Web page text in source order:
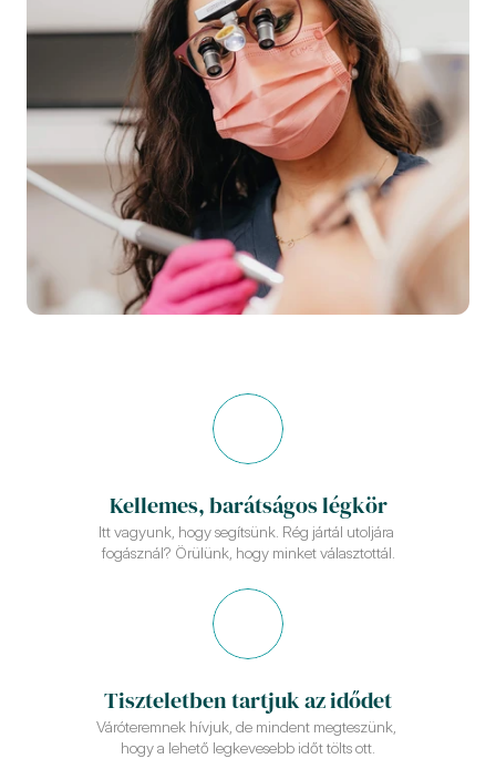
Kellemes, barátságos légkör
Itt vagyunk, hogy segítsünk. Rég jártál utoljára
fogásznál? Örülünk, hogy minket választottál.
Tiszteletben tartjuk az idődet
Váróteremnek hívjuk, de mindent megteszünk,
hogy a lehető legkevesebb időt tölts ott.